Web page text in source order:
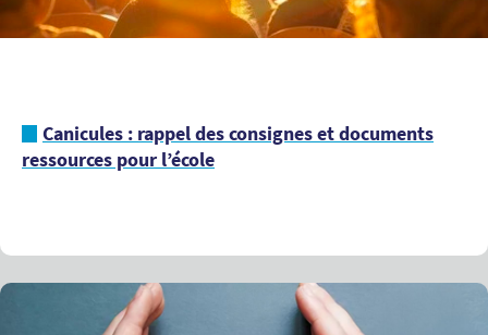
Canicules : rappel des consignes et documents
ressources pour l’école